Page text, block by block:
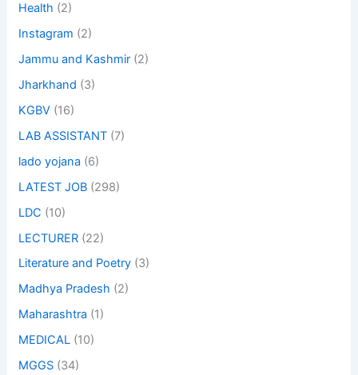
Health (2)
Instagram (2)
Jammu and Kashmir (2)
Jharkhand (3)
KGBV (16)
LAB ASSISTANT (7)
lado yojana (6)
LATEST JOB (298)
LDC (10)
LECTURER (22)
Literature and Poetry (3)
Madhya Pradesh (2)
Maharashtra (1)
MEDICAL (10)
MGGS (34)